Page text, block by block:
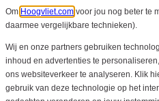
Bekijk
Biologisch
Om Hoogvliet.com voor jou nog beter te
daarmee vergelijkbare technieken).
Wij en onze partners gebruiken
inhoud en advertenties te
ons websiteverkeer te analyseren. Klik
gebruik van deze technologie op het